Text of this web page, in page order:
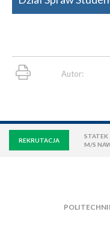
Autor:
REKRUTACJA
STATEK
M/S
NAUKOWA
OSIEDLE AKADEMICKIE